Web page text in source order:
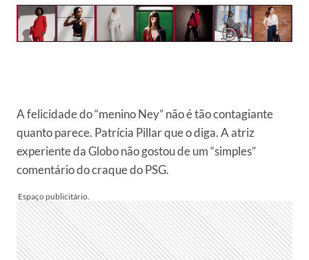
A felicidade do “menino Ney” não é tão contagiante
quanto parece. Patrícia Pillar que o diga. A atriz
experiente da Globo não gostou de um “simples”
comentário do craque do PSG.